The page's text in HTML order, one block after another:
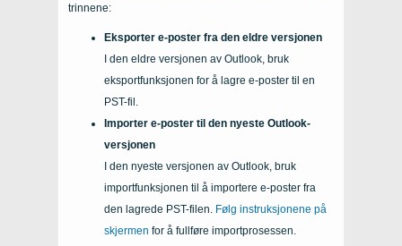
trinnene:
Eksporter e-poster fra den eldre versjonen
I den eldre versjonen av Outlook, bruk
eksportfunksjonen for å lagre e-poster til en
PST-fil.
Importer e-poster til den nyeste Outlook-
versjonen
I den nyeste versjonen av Outlook, bruk
importfunksjonen til å importere e-poster fra
den lagrede PST-filen. Følg instruksjonene på
skjermen for å fullføre importprosessen.